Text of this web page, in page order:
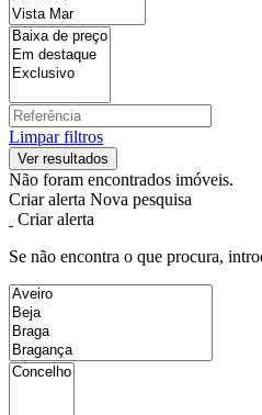
Limpar filtros
Não foram encontrados imóveis.
Criar alerta Nova pesquisa
Criar alerta
Se não encontra o que procura,